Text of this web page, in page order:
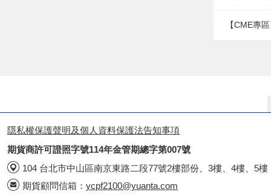
【CME專
隱私權保護聲明及個人資料保護法告知事項
期貨商許可證照字號114年金管期總字第007號
104 台北市中山區南京東路二段77號2樓部份、3樓、4樓、5樓
期貨顧問信箱： ycpf2100@yuanta.com